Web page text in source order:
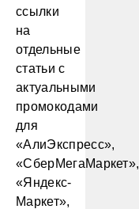
ссылки
на
отдельные
статьи с
актуальными
промокодами
для
«АлиЭкспресс»,
«СберМегаМаркет»,
«Яндекс-
Маркет»,